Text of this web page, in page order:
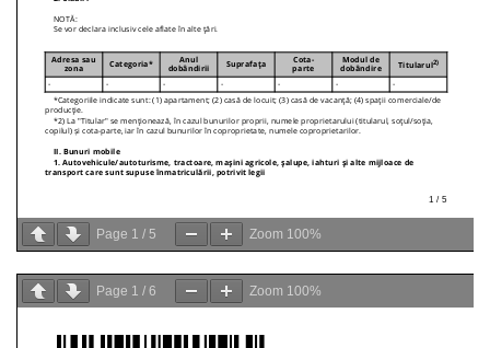
Page 1 / 5 Zoom 100%
Page 1 / 6 Zoom 100%